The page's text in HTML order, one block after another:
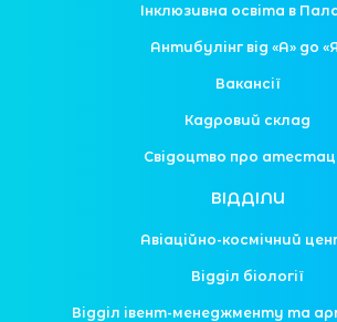
Інклюзивна освіта в
Антибулінг від «А» до
Вакансії
Кадровий склад
Свідоцтво про
ВІДДІЛИ
Авіаційно-космічний
Відділ біології
Відділ івент-менеджменту та